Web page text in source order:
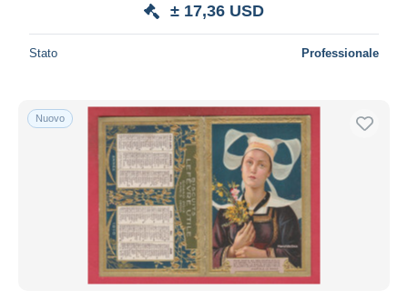
± 17,36 USD
Stato Professionale
Nuovo